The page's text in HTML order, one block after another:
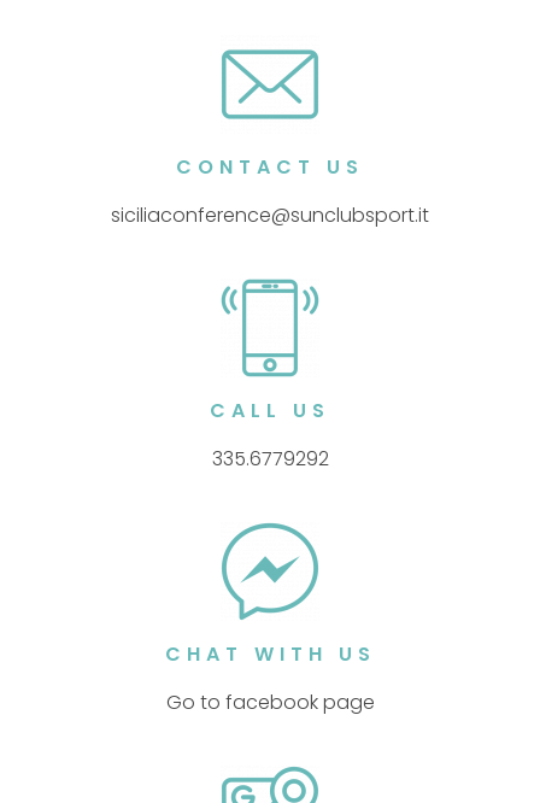
CONTACT US
siciliaconference@sunclubsport.it
CALL US
335.6779292
CHAT WITH US
Go to facebook page